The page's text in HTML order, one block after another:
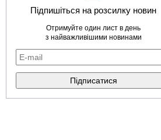
Підпишіться на розсилку новин
Отримуйте один лист в день
з найважливішими новинами